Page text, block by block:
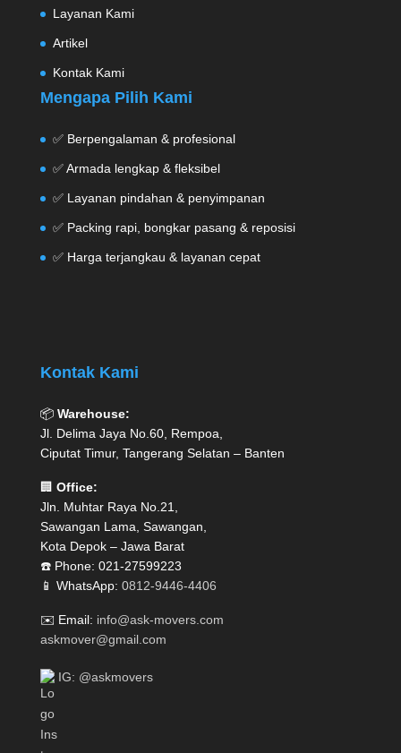
Layanan Kami
Artikel
Kontak Kami
Mengapa Pilih Kami
✅ Berpengalaman & profesional
✅ Armada lengkap & fleksibel
✅ Layanan pindahan & penyimpanan
✅ Packing rapi, bongkar pasang & reposisi
✅ Harga terjangkau & layanan cepat
Kontak Kami
📦 Warehouse:
Jl. Delima Jaya No.60, Rempoa,
Ciputat Timur, Tangerang Selatan – Banten
🏢 Office:
Jln. Muhtar Raya No.21,
Sawangan Lama, Sawangan,
Kota Depok – Jawa Barat
☎️ Phone: 021-27599223
📱 WhatsApp: 0812-9446-4406
✉️ Email: info@ask-movers.com
askmover@gmail.com
IG: @askmovers